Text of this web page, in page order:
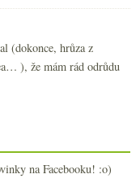
(dokonce, hrůza z
), že mám rád odrůdu
na Facebooku! :o)